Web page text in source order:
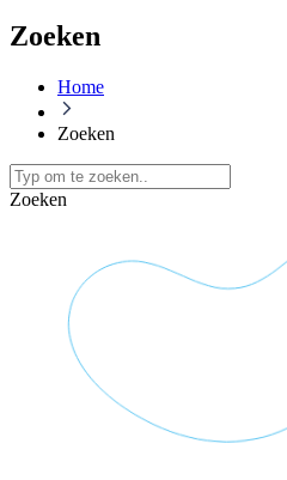
Zoeken
Home
Zoeken
Zoeken